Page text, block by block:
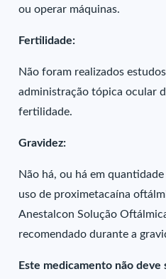
ou operar máquinas.
Fertilidade:
Não foram realizados
administração tópica ocular
fertilidade.
Gravidez:
Não há, ou há em
uso de proximetacaína
Anestalcon Solução
recomendado durante a
Este medicamento não